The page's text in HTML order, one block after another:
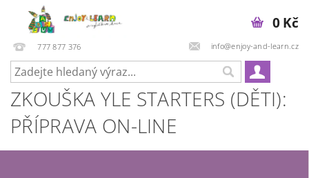
777 877 376 info@enjoy-and-learn.cz
0 Kč
ZKOUŠKA YLE STARTERS (DĚTI):
PŘÍPRAVA ON-LINE